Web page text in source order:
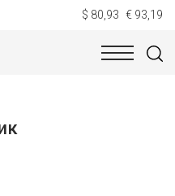
$ 80,93 € 93,19